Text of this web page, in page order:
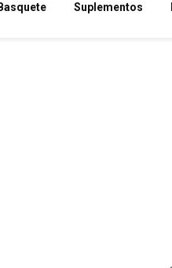
Basquete Suplementos